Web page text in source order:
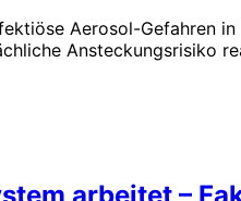
Aerosol-Gefahren
Ansteckungsrisiko